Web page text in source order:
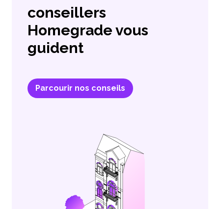
conseillers
Homegrade vous
guident
Parcourir nos conseils